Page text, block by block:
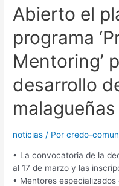
Abierto el
programa
Mentoring’
desarrollo
malagueñas
noticias / Porcredo-
• La convocatoria de la
al 17 de marzo y las
• Mentores